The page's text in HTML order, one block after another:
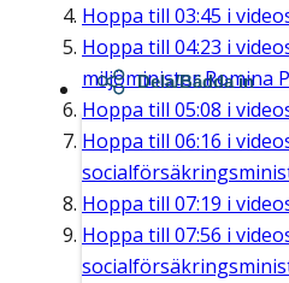
Hoppa till 03:45 i
Hoppa till 04:23 i
miljöminister Romina
Hoppa till 05:08 i
Hoppa till 06:16 i
Hoppa till 07:19 i
Hoppa till 07:56 i
Dela/Bädda in